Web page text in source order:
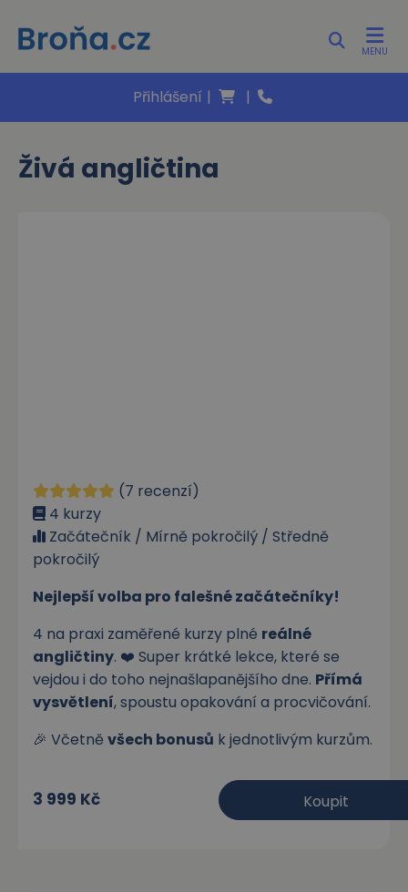
MENU
Přihlášení | |
Živá angličtina
(7 recenzí)
4 kurzy
Začátečník / Mírně pokročilý / Středně
pokročilý
Nejlepší volba pro falešné začátečníky!
4 na praxi zaměřené kurzy plné reálné
angličtiny. ❤️ Super krátké lekce, které se
vejdou i do toho nejnašlapanějšího dne. Přímá
vysvětlení, spoustu opakování a procvičování.
🎉 Včetněvšech bonusů k jednotlivým kurzům.
3 999 Kč Koupit